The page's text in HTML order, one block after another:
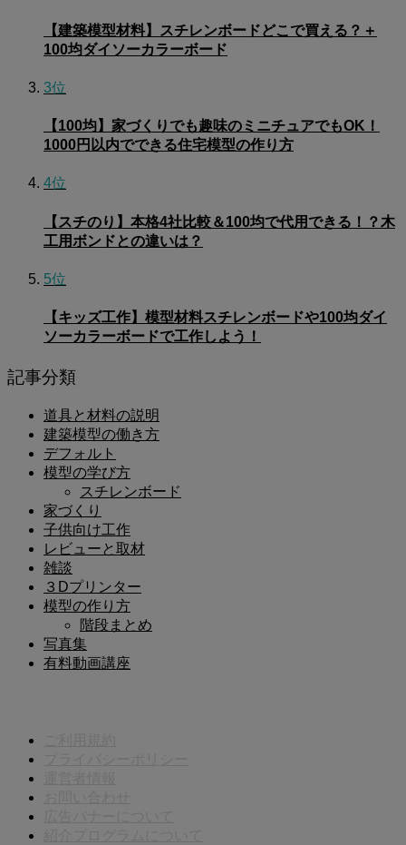
【建築模型材料】スチレンボードどこで買える？＋
100均ダイソーカラーボード
3位
【100均】家づくりでも趣味のミニチュアでもOK！
1000円以内でできる住宅模型の作り方
4位
【スチのり】本格4社比較＆100均で代用できる！？木
工用ボンドとの違いは？
5位
【キッズ工作】模型材料スチレンボードや100均ダイ
ソーカラーボードで工作しよう！
記事分類
道具と材料の説明
建築模型の働き方
デフォルト
模型の学び方
スチレンボード
家づくり
子供向け工作
レビューと取材
雑談
３Dプリンター
模型の作り方
階段まとめ
写真集
有料動画講座